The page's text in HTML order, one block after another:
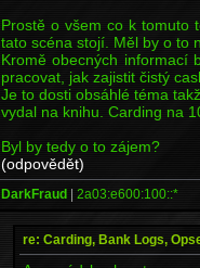
Prostě o všem co k tomuto
tato scéna stojí. Měl by o to
Kromě obecných informací
pracovat, jak zajistit čistý
Je to dosti obsáhlé téma
vydal na knihu. Carding na
Byl by tedy o to zájem?
(odpovědět)
DarkFraud | 2a03:e600:100::*
re: Carding, Bank Logs,